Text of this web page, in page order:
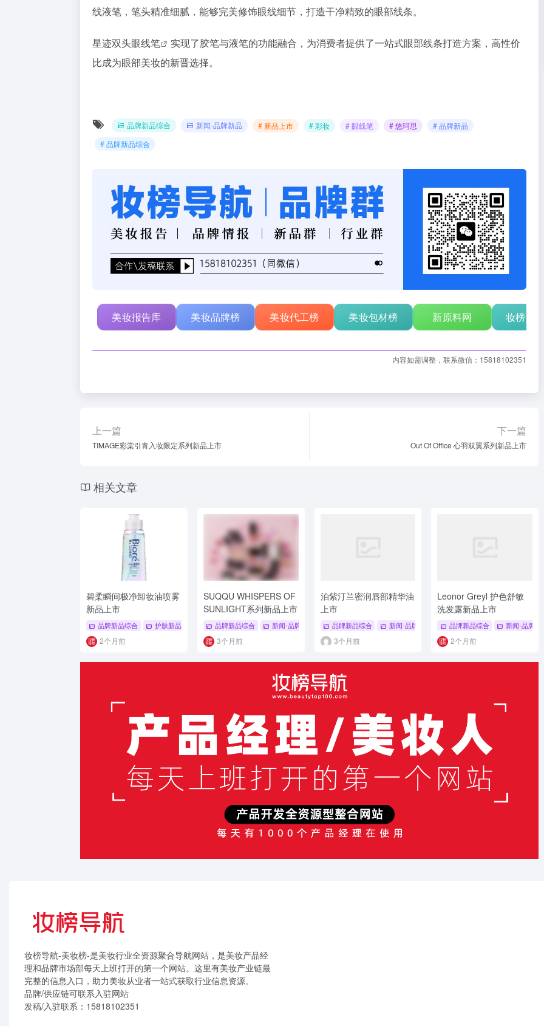
线液笔，笔头精准细腻，能够完美修饰眼线细节，打造干净精致的眼部线条。
星迹双头眼线笔
实现了胶笔与液笔的功能融合，为消费者提供了一站式眼部线条打造方案，高性价
比成为眼部美妆的新晋选择。
品牌新品综合 新闻-品牌新品 # 新品上市 # 彩妆 # 眼线笔 # 悠珂思
# 品牌新品
# 品牌新品综合
美妆报告库 美妆品牌榜 美妆代工榜 美妆包材榜 新原料网 妆榜行
内容如需调整，联系微信：15818102351
上一篇
TIMAGE彩棠引青入妆限定系列新品上市
下一篇
Out Of Office 心羽双翼系列新品上市
相关文章
碧柔瞬间极净卸妆油喷雾
新品上市
品牌新品综合 护肤新品 # 护肤新品 # 洁面卸妆新品 # 卸妆油喷雾
2个月前
SUQQU WHISPERS OF
SUNLIGHT系列新品上市
品牌新品综合 新闻-品牌新品 # 品牌新品综合 # 彩妆底妆新品 # 品牌系列新品
3个月前
泊紫汀兰密润唇部精华油
上市
品牌新品综合 新闻-品牌新品 # 品牌新品综合 # 新品上市
3个月前
Leonor Greyl 护色舒敏
洗发露新品上市
品牌新品综合 新闻-品牌新
2个月前
妆榜导航-美妆榜-是美妆行业全资源聚合导航网站，是美妆产品经
理和品牌市场部每天上班打开的第一个网站。这里有美妆产业链最
完整的信息入口，助力美妆从业者一站式获取行业信息资源。
品牌/供应链可联系入驻网站
发稿/入驻联系：15818102351